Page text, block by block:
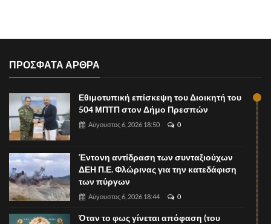
ΠΡΟΣΦΑΤΑ ΑΡΘΡΑ
Εθιμοτυπική επίσκεψη του Διοικητή του
504 ΜΠΤΠ στον Δήμο Πρεσπών
Αύγουστος 6, 2026 18:50 0
Έντονη αντίδραση των συνταξιούχων
ΔΕΗ Π.Ε. Φλώρινας για την κατεδάφιση
των πύργων
Αύγουστος 6, 2026 18:44 0
Όταν το φως γίνεται απόφαση (του